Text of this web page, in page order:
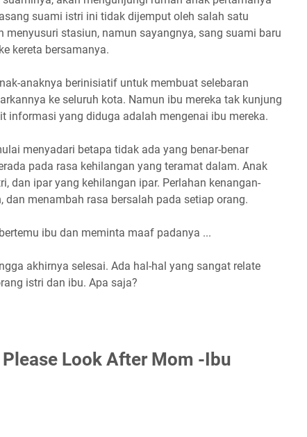
suami istri ini tidak dijemput oleh salah satu
menyusuri stasiun, namun sayangnya, sang suami baru
kereta bersamanya.
anaknya berinisiatif untuk membuat selebaran
ke seluruh kota. Namun ibu mereka tak kunjung
informasi yang diduga adalah mengenai ibu mereka.
menyadari betapa tidak ada yang benar-benar
pada rasa kehilangan yang teramat dalam. Anak
dan ipar yang kehilangan ipar. Perlahan kenangan-
dan menambah rasa bersalah pada setiap orang.
ibu dan meminta maaf padanya ...
akhirnya selesai. Ada hal-hal yang sangat relate
istri dan ibu. Apa saja?
Look After Mom -Ibu